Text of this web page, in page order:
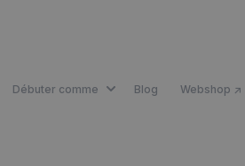
Débuter comme SHOW SUBMENU FOR
Blog Webshop ↗